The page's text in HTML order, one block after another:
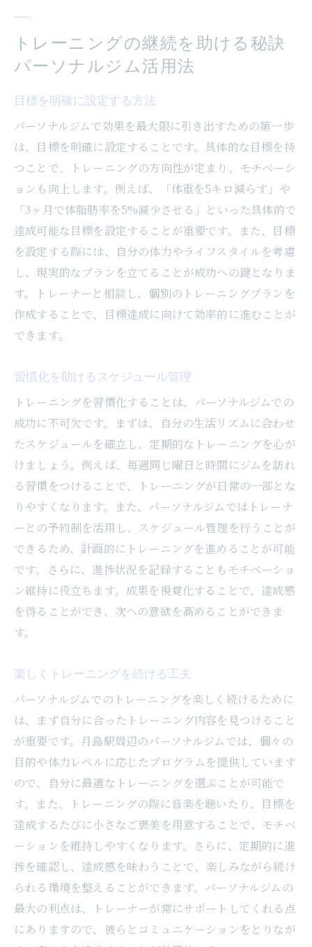
トレーニングの継続を助ける秘訣
パーソナルジム活用法
目標を明確に設定する方法
パーソナルジムで効果を最大限に引き出すための第一歩
は、目標を明確に設定することです。具体的な目標を持
つことで、トレーニングの方向性が定まり、モチベーシ
ョンも向上します。例えば、「体重を5キロ減らす」や
「3ヶ月で体脂肪率を5%減少させる」といった具体的で
達成可能な目標を設定することが重要です。また、目標
を設定する際には、自分の体力やライフスタイルを考慮
し、現実的なプランを立てることが成功への鍵となりま
す。トレーナーと相談し、個別のトレーニングプランを
作成することで、目標達成に向けて効率的に進むことが
できます。
習慣化を助けるスケジュール管理
トレーニングを習慣化することは、パーソナルジムでの
成功に不可欠です。まずは、自分の生活リズムに合わせ
たスケジュールを確立し、定期的なトレーニングを心が
けましょう。例えば、毎週同じ曜日と時間にジムを訪れ
る習慣をつけることで、トレーニングが日常の一部とな
りやすくなります。また、パーソナルジムではトレーナ
ーとの予約制を活用し、スケジュール管理を行うことが
できるため、計画的にトレーニングを進めることが可能
です。さらに、進捗状況を記録することもモチベーショ
ン維持に役立ちます。成果を視覚化することで、達成感
を得ることができ、次への意欲を高めることができま
す。
楽しくトレーニングを続ける工夫
パーソナルジムでのトレーニングを楽しく続けるために
は、まず自分に合ったトレーニング内容を見つけること
が重要です。月島駅周辺のパーソナルジムでは、個々の
目的や体力レベルに応じたプログラムを提供しています
ので、自分に最適なトレーニングを選ぶことが可能で
す。また、トレーニングの際に音楽を聴いたり、目標を
達成するたびに小さなご褒美を用意することで、モチベ
ーションを維持しやすくなります。さらに、定期的に進
捗を確認し、達成感を味わうことで、楽しみながら続け
られる環境を整えることができます。パーソナルジムの
最大の利点は、トレーナーが常にサポートしてくれる点
にありますので、彼らとコミュニケーションをとりなが